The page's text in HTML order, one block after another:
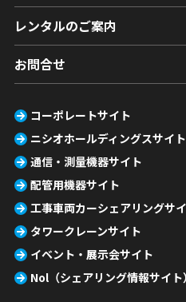
レンタルのご案内
お問合せ
コーポレートサイト
ニシオホールディングスサイト
通信・測量機器サイト
配管用機器サイト
工事車両カーシェアリングサ
タワークレーンサイト
イベント・展示会サイト
Nol（シェアリング情報サイト）